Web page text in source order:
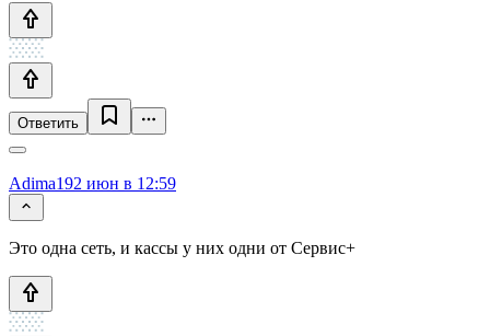
Ответить
Adima192 июн в 12:59
Это одна сеть, и кассы у них одни от Сервис+